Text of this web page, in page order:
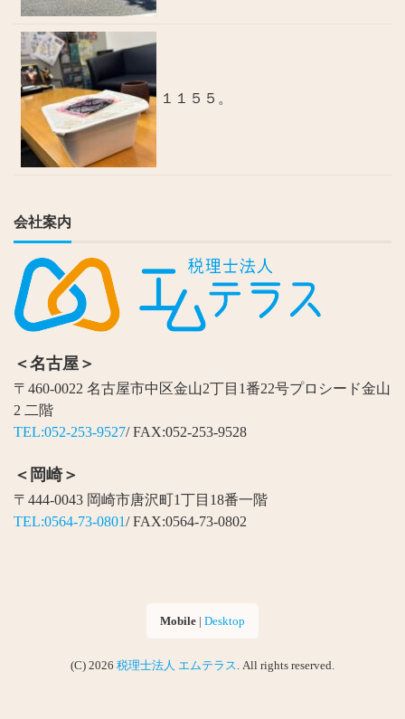
１１５５。
会社案内
＜名古屋＞
〒460-0022 名古屋市中区金山2丁目1番22号プロシード金山
2 二階
TEL:052-253-9527/ FAX:052-253-9528
＜岡崎＞
〒444-0043 岡崎市唐沢町1丁目18番一階
TEL:0564-73-0801/ FAX:0564-73-0802
Mobile | Desktop
(C) 2026 税理士法人 エムテラス. All rights reserved.